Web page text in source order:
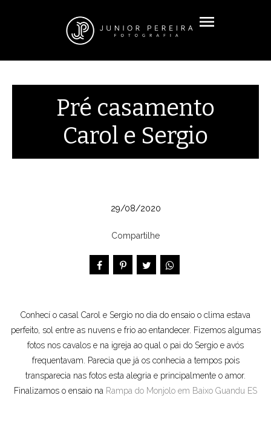
menu
Pré casamento
Carol e Sergio
29/08/2020
Compartilhe
Conhecí o casal Carol e Sergio no dia do ensaio o clima estava
perfeito, sol entre as nuvens e frio ao entandecer. Fizemos algumas
fotos nos cavalos e na igreja ao qual o pai do Sergio e avós
frequentavam. Parecia que já os conhecia a tempos pois
transparecia nas fotos esta alegria e principalmente o amor.
Finalizamos o ensaio na Rampa do Monjolo em Baixo Guandu ES